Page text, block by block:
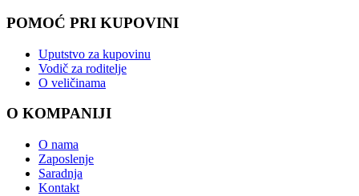
POMOĆ PRI KUPOVINI
Uputstvo za kupovinu
Vodič za roditelje
O veličinama
O KOMPANIJI
O nama
Zaposlenje
Saradnja
Kontakt